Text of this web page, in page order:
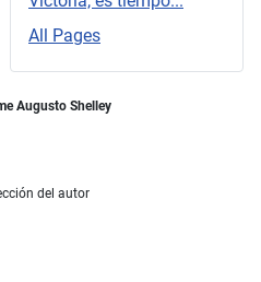
All Pages
Augusto Shelley
del autor